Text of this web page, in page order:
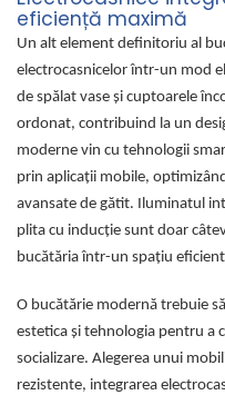
eficiență maximă
Un alt element definitoriu al
electrocasnicelor într-un mod
de spălat vase și cuptoarele
ordonat, contribuind la un
moderne vin cu tehnologii
prin aplicații mobile,
avansate de gătit. Iluminatul
plita cu inducție sunt doar
bucătăria într-un spațiu
O bucătărie modernă trebuie
estetica și tehnologia pentru a
socializare. Alegerea unui
rezistente, integrarea